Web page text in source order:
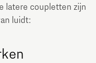
latere coupletten zijn
luidt: